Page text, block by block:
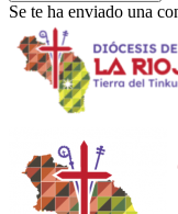
Se te ha enviado una